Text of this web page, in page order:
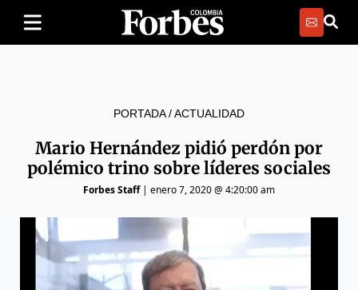
PORTADA/ACTUALIDAD
Mario Hernández pidió perdón por
polémico trino sobre líderes sociales
Forbes Staff| enero 7, 2020 @ 4:20:00 am